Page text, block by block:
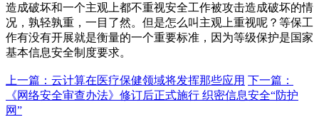
造成破坏和一个主观上都不重视安全工作被攻击造成破坏的情
况，孰轻孰重，一目了然。但是怎么叫主观上重视呢？等保工
作有没有开展就是衡量的一个重要标准，因为等级保护是国家
基本信息安全制度要求。
上一篇： 云计算在医疗保健领域将发挥那些应用 下一篇：
《网络安全审查办法》修订后正式施行 织密信息安全“防护
网”